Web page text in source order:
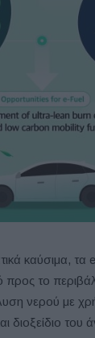
καύσιμα, τα
προς το
νερού με
διοξείδιο του